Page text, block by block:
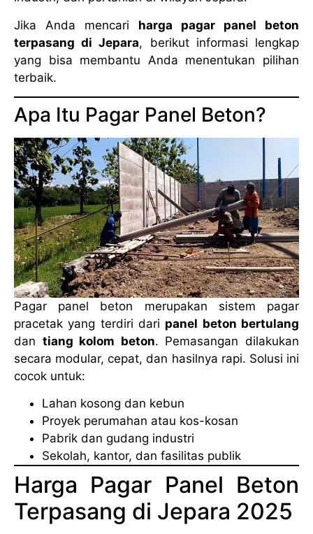
Jika Anda mencari harga pagar panel beton
terpasang di Jepara, berikut informasi lengkap
yang bisa membantu Anda menentukan pilihan
terbaik.
Apa Itu Pagar Panel Beton?
Pagar panel beton merupakan sistem pagar
pracetak yang terdiri dari panel beton bertulang
dan tiang kolom beton. Pemasangan dilakukan
secara modular, cepat, dan hasilnya rapi. Solusi ini
cocok untuk:
Lahan kosong dan kebun
Proyek perumahan atau kos-kosan
Pabrik dan gudang industri
Sekolah, kantor, dan fasilitas publik
Harga Pagar Panel Beton
Terpasang di Jepara 2025